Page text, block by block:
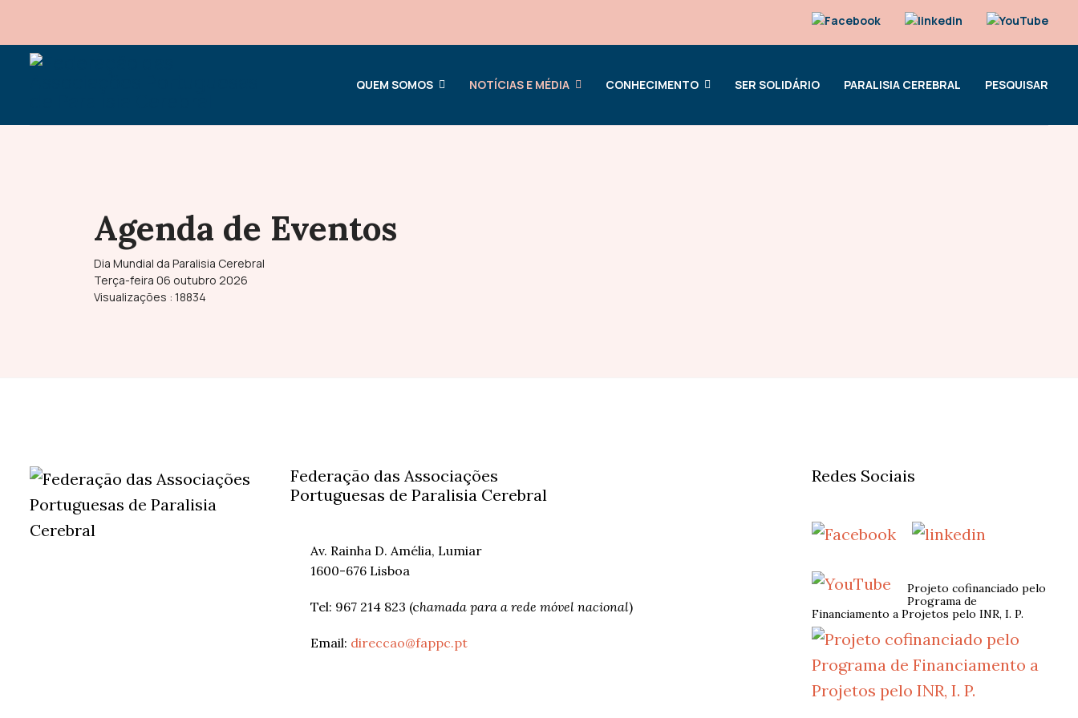
QUEM SOMOS NOTÍCIAS E MÉDIA CONHECIMENTO SER SOLIDÁRIO PARALISIA CEREBRAL PESQUISAR
Agenda de Eventos
Dia Mundial da Paralisia Cerebral
Terça-feira 06 outubro 2026
Visualizações : 18834
Federação das Associações
Portuguesas de Paralisia Cerebral
Av. Rainha D. Amélia, Lumiar
1600-676 Lisboa
Tel: 967 214 823 (chamada para a rede móvel nacional)
Email: direccao@fappc.pt
Redes Sociais
Projeto cofinanciado pelo
Programa de
Financiamento a Projetos pelo INR, I. P.